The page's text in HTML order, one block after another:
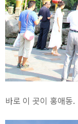
바로 이 곳이 홍애동.